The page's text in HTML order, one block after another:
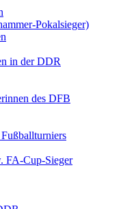
Pokalsieger)
in der DDR
des DFB
FA-Cup-Sieger